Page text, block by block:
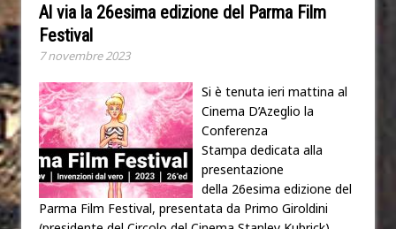
Al via la 26esima edizione del Parma Film
Festival
7 novembre 2023
Si è tenuta ieri mattina al
Cinema D’Azeglio la
Conferenza
Stampa dedicata alla
presentazione
della 26esima edizione del
Parma Film Festival, presentata da Primo Giroldini